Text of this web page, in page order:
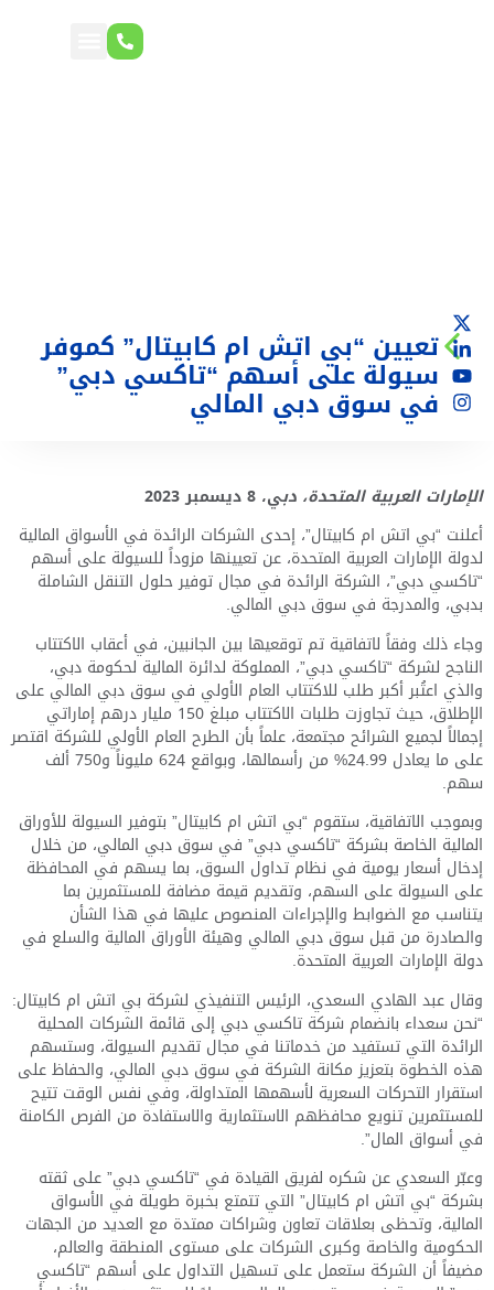
تعيين “بي اتش ام كابيتال” كموفر
سيولة على أسهم “تاكسي دبي”
في سوق دبي المالي
الإمارات العربية المتحدة، دبي، 8ديسمبر 2023
أعلنت “بي اتش ام كابيتال”، إحدى الشركات الرائدة في الأسواق المالية
لدولة الإمارات العربية المتحدة، عن تعيينها مزوداً للسيولة على أسهم
“تاكسي دبي”، الشركة الرائدة في مجال توفير حلول التنقل الشاملة
بدبي، والمدرجة في سوق دبي المالي.
وجاء ذلك وفقاً لاتفاقية تم توقعيها بين الجانبين، في أعقاب الاكتتاب
الناجح لشركة “تاكسي دبي”، المملوكة لدائرة المالية لحكومة دبي،
والذي اعتُبر أكبر طلب للاكتتاب العام الأولي في سوق دبي المالي على
الإطلاق، حيث تجاوزت طلبات الاكتتاب مبلغ 150 مليار درهم إماراتي
إجمالاً لجميع الشرائح مجتمعة، علماً بأن الطرح العام الأولي للشركة اقتصر
على ما يعادل 24.99% من رأسمالها، وبواقع 624 مليوناً و750 ألف
سهم.
وبموجب الاتفاقية، ستقوم “بي اتش ام كابيتال” بتوفير السيولة للأوراق
المالية الخاصة بشركة “تاكسي دبي” في سوق دبي المالي، من خلال
إدخال أسعار يومية في نظام تداول السوق، بما يسهم في المحافظة
على السيولة على السهم، وتقديم قيمة مضافة للمستثمرين بما
يتناسب مع الضوابط والإجراءات المنصوص عليها في هذا الشأن
والصادرة من قبل سوق دبي المالي وهيئة الأوراق المالية والسلع في
دولة الإمارات العربية المتحدة.
وقال عبد الهادي السعدي، الرئيس التنفيذي لشركة بي اتش ام كابيتال:
“نحن سعداء بانضمام شركة تاكسي دبي إلى قائمة الشركات المحلية
الرائدة التي تستفيد من خدماتنا في مجال تقديم السيولة، وستسهم
هذه الخطوة بتعزيز مكانة الشركة في سوق دبي المالي، والحفاظ على
استقرار التحركات السعرية لأسهمها المتداولة، وفي نفس الوقت تتيح
للمستثمرين تنويع محافظهم الاستثمارية والاستفادة من الفرص الكامنة
في أسواق المال”.
وعبّر السعدي عن شكره لفريق القيادة في “تاكسي دبي” على ثقته
بشركة “بي اتش ام كابيتال” التي تتمتع بخبرة طويلة في الأسواق
المالية، وتحظى بعلاقات تعاون وشراكات ممتدة مع العديد من الجهات
الحكومية والخاصة وكبرى الشركات على مستوى المنطقة والعالم،
مضيفاً أن الشركة ستعمل على تسهيل التداول على أسهم “تاكسي